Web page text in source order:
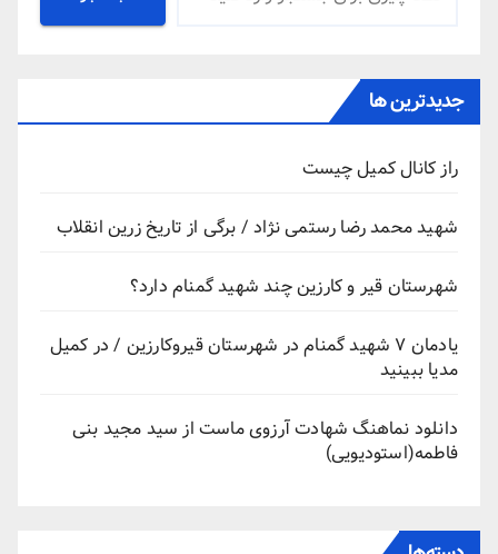
جدیدترین ها
راز کانال کمیل چیست
شهید محمد رضا رستمی نژاد / برگی از تاریخ زرین انقلاب
شهرستان قیر و کارزین چند شهید گمنام دارد؟
یادمان ۷ شهید گمنام در شهرستان قیروکارزین / در کمیل
مدیا ببینید
دانلود نماهنگ شهادت آرزوی ماست از سید مجید بنی
فاطمه(استودیویی)